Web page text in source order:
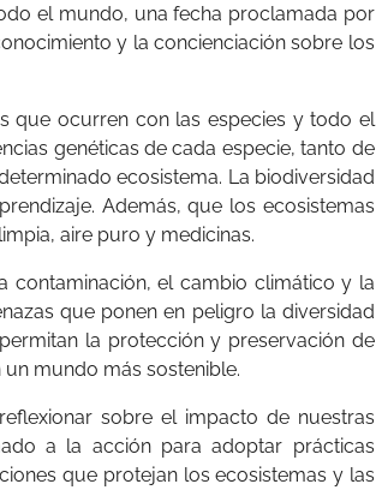
el mundo, una fecha proclamada por
y la concienciación sobre los
que ocurren con las especies y todo el
genéticas de cada especie, tanto de
ecosistema. La biodiversidad
Además, que los ecosistemas
aire puro y medicinas.
contaminación, el cambio climático y la
que ponen en peligro la diversidad
la protección y preservación de
mundo más sostenible.
sobre el impacto de nuestras
a la acción para adoptar prácticas
que protejan los ecosistemas y las